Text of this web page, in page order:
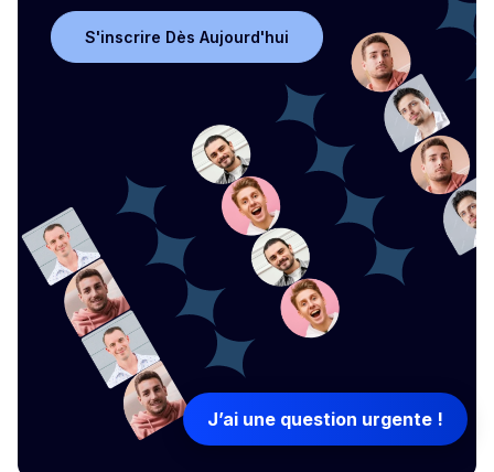
S'inscrire Dès Aujourd'hui
S'inscrire Dès Aujourd'hui
J’ai une question urgente !